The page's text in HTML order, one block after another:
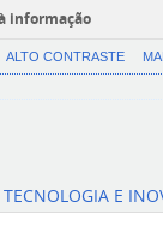
informação
ALTO CONTRASTE
E